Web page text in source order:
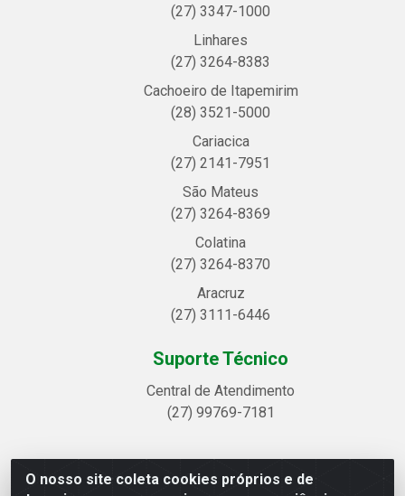
O nosso site coleta cookies próprios e de
(27) 3347-1000
Linhares
(27) 3264-8383
Cachoeiro de Itapemirim
(28) 3521-5000
Cariacica
(27) 2141-7951
São Mateus
(27) 3264-8369
Colatina
(27) 3264-8370
Aracruz
(27) 3111-6446
Suporte Técnico
Central de Atendimento
(27) 99769-7181
Linhavix Distribuidora LTDA - Avenida Alegre, 2521 -